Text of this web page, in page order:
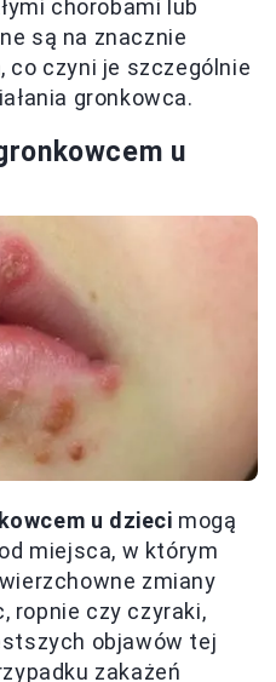
chorobami lub
są na znacznie
co czyni je szczególnie
gronkowca.
u
u dzieci mogą
miejsca, w którym
zmiany
ropnie czy czyraki,
objawów tej
zakażeń